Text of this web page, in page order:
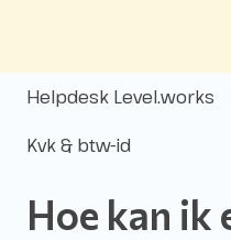
Helpdesk Level.works
Kvk & btw-id
Hoe kan ik